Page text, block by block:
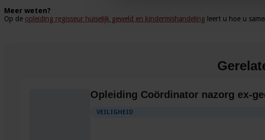
Meer weten?
Op de opleiding regisseur huiselijk geweld en kindermishandeling leert u hoe u
Opleiding Coördinator nazorg ex-
VEILIGHEID